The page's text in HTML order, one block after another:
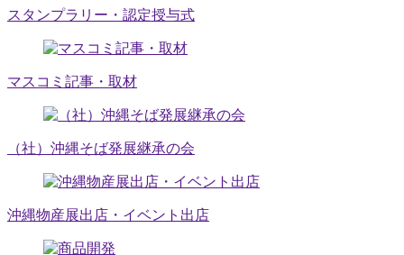
スタンプラリー・認定授与式
マスコミ記事・取材
（社）沖縄そば発展継承の会
沖縄物産展出店・イベント出店